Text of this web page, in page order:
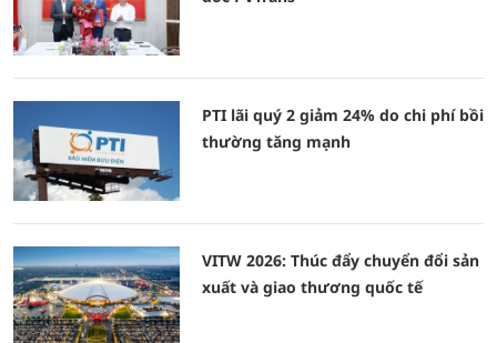
PTI lãi quý 2 giảm 24% do chi phí bồi
thường tăng mạnh
VITW 2026: Thúc đẩy chuyển đổi sản
xuất và giao thương quốc tế